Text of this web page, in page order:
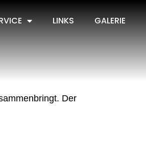
LINKS GALERIE
Der